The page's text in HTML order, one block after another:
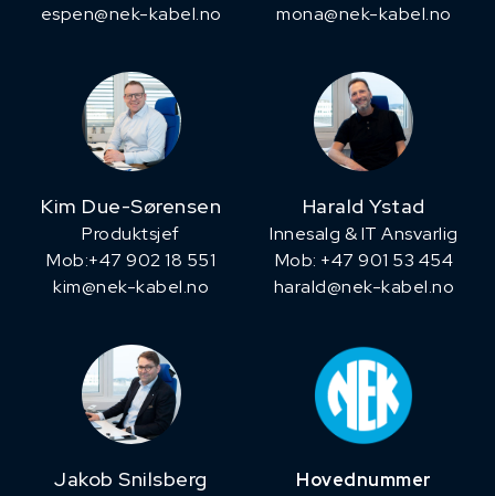
espen@nek-kabel.no
mona@nek-kabel.no
Kim Due-Sørensen
Produktsjef
​Mob:+47 902 18 551
kim@nek-kabel.no
Harald Ystad
Innesalg & IT Ansvarlig
Mob: +47 901 53 454
harald@nek-kabel.no
Jakob Snilsberg
Hovednummer